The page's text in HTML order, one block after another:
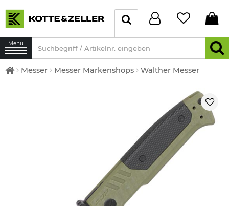
Menü
Messer Messer Markenshops Walther Messer